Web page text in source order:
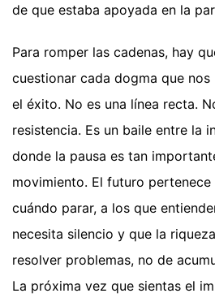
de que estaba apoyada en la
Para romper las cadenas, hay
cuestionar cada dogma que nos
el éxito. No es una línea recta.
resistencia. Es un baile entre la
donde la pausa es tan
movimiento. El futuro pertenece
cuándo parar, a los que
necesita silencio y que la
resolver problemas, no de
La próxima vez que sientas el